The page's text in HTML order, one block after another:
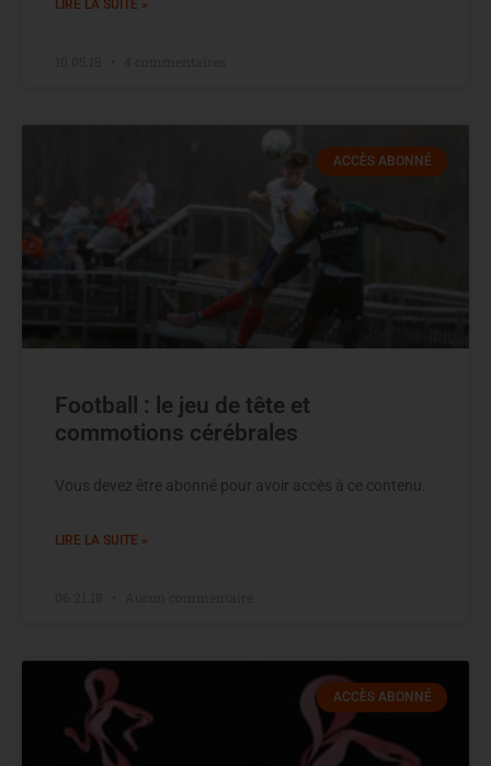
LIRE LA SUITE »
ACCÈS ABONNÉ
Football : le jeu de tête et
commotions cérébrales
Vous devez être abonné pour avoir accès à ce contenu.
LIRE LA SUITE »
ACCÈS ABONNÉ